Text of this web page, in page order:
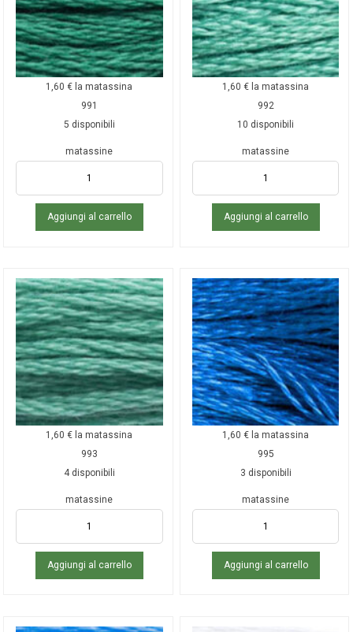
1,60€ la matassina
991
5 disponibili
matassine
Aggiungi al carrello
1,60€ la matassina
992
10 disponibili
matassine
Aggiungi al carrello
1,60€ la matassina
993
4 disponibili
matassine
Aggiungi al carrello
1,60€ la matassina
995
3 disponibili
matassine
Aggiungi al carrello